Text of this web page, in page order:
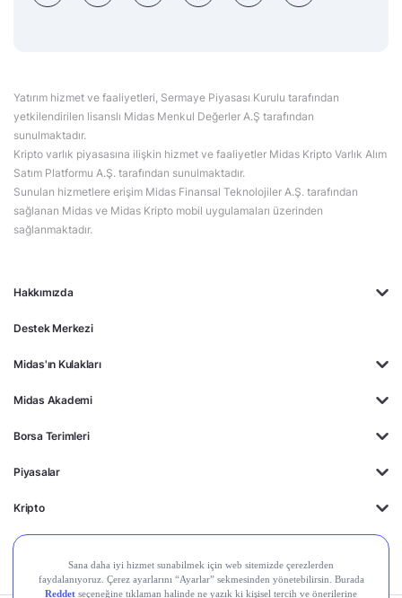
Hakkımızda
Destek Merkezi
Midas'ın Kulakları
Midas Akademi
Borsa Terimleri
Piyasalar
Kripto
Ayrıcalıklar
Yatırım hizmet ve faaliyetleri, Sermaye Piyasası Kurulu tarafından
yetkilendirilen lisanslı Midas Menkul Değerler A.Ş tarafından
sunulmaktadır.
Kripto varlık piyasasına ilişkin hizmet ve faaliyetler Midas Kripto Varlık Alım
Satım Platformu A.Ş. tarafından sunulmaktadır.
Sunulan hizmetlere erişim Midas Finansal Teknolojiler A.Ş. tarafından
sağlanan Midas ve Midas Kripto mobil uygulamaları üzerinden
sağlanmaktadır.